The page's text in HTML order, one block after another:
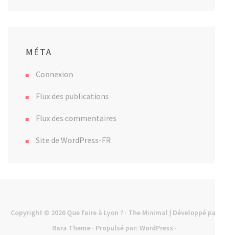
MÉTA
Connexion
Flux des publications
Flux des commentaires
Site de WordPress-FR
Copyright © 2026 Que faire à Lyon ? · The Minimal | Développé par
Rara Theme · Propulsé par: WordPress ·